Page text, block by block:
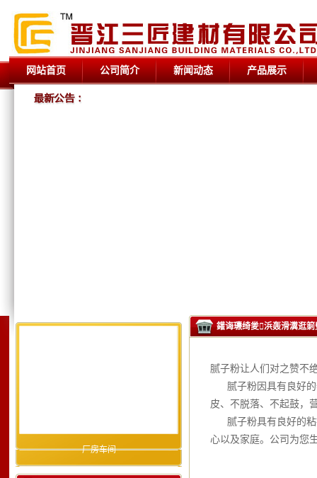
网站首页 公司简介 新闻动态 产品展示
厂房车间
鑵诲瓙绮夎浜轰滑瀵逛
腻子粉让人们对之赞不
腻子粉因具有良好的
皮、不脱落、不起鼓，
腻子粉具有良好的粘
心以及家庭。公司为您